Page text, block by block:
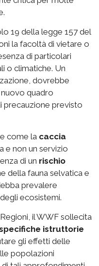
19 della legge 157 del
la facoltà di vietare o
di particolari
o climatiche. Un
dovrebbe
quadro
precauzione previsto
come la caccia
e non un servizio
di un rischio
della fauna selvatica e
prevalere
ecosistemi.
il WWF sollecita
istruttorie
gli effetti delle
popolazioni